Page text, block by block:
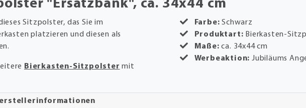
"Ersatzbank", ca. 34x44 cm
Sitzpolster, das Sie im
platzieren und diesen als
Bierkasten-Sitzpolster mit
Farbe: Schwarz
Produktart: Bierkasten-
Maße:ca. 34x44 cm
Werbeaktion: Jubiläums